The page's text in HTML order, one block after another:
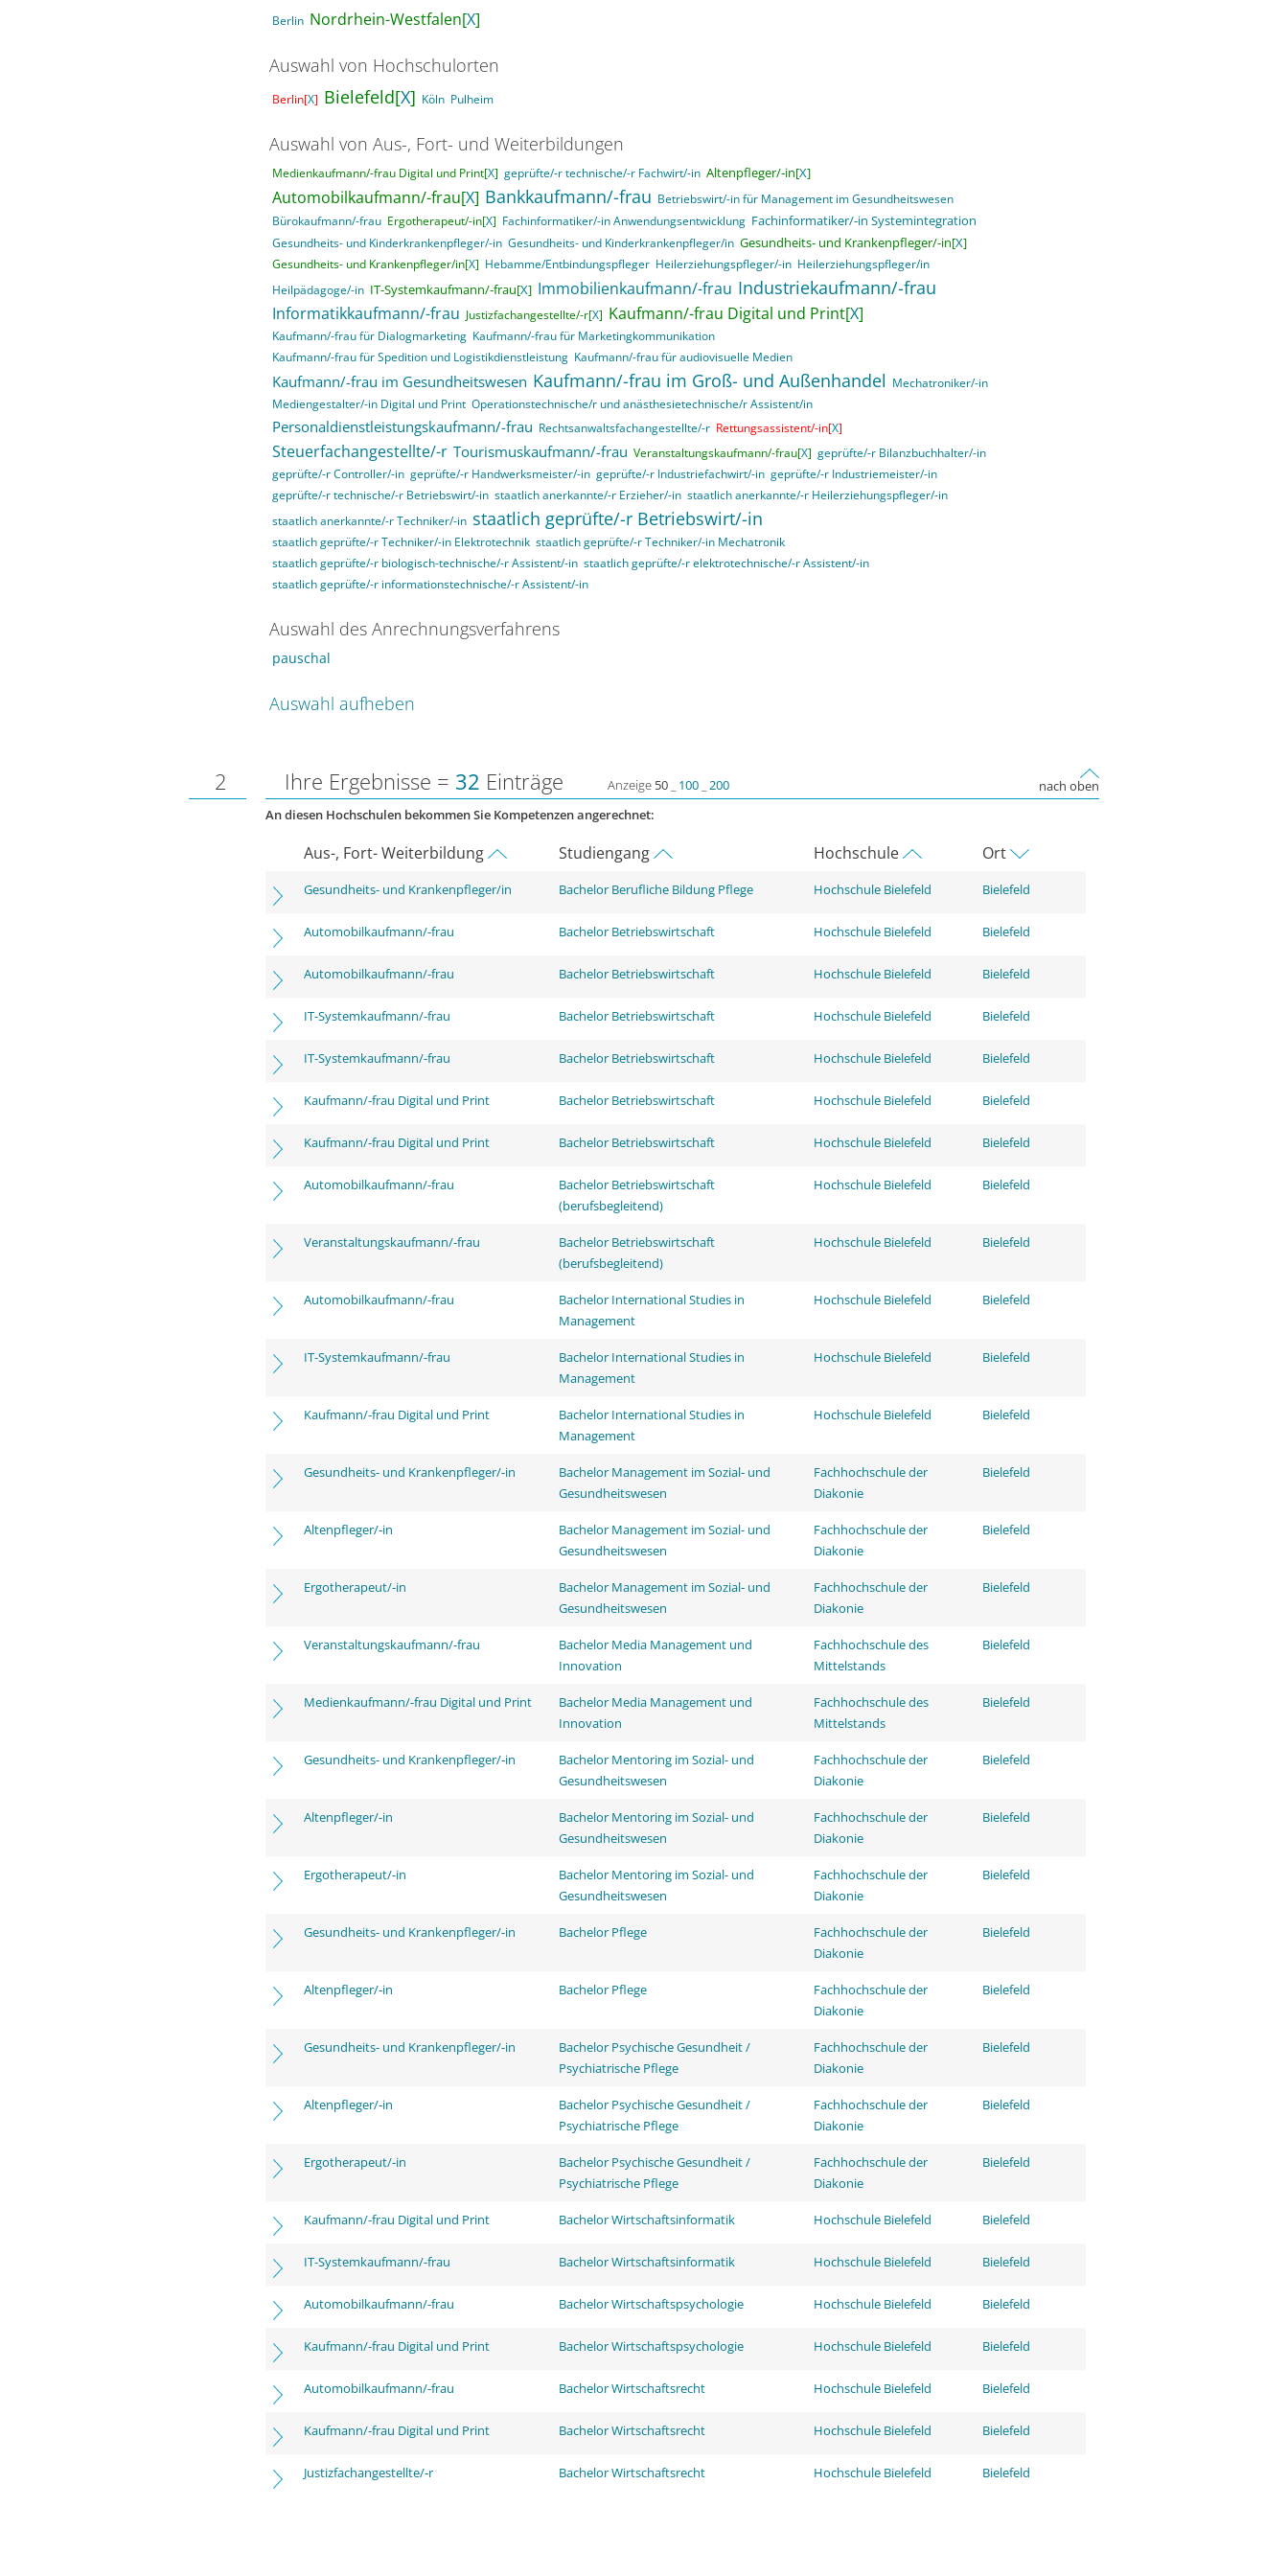
Berlin Nordrhein-Westfalen[X]
Auswahl von Hochschulorten
Berlin[X] Bielefeld[X] Köln Pulheim
Auswahl von Aus-, Fort- und Weiterbildungen
Medienkaufmann/-frau Digital und Print[X] geprüfte/-r technische/-r Fachwirt/-in Altenpfleger/-in[X]
Automobilkaufmann/-frau[X] Bankkaufmann/-frau Betriebswirt/-in für Management im Gesundheitswesen
Bürokaufmann/-frau Ergotherapeut/-in[X] Fachinformatiker/-in Anwendungsentwicklung Fachinformatiker/-in Systemintegration
Gesundheits- und Kinderkrankenpfleger/-in Gesundheits- und Kinderkrankenpfleger/in Gesundheits- und Krankenpfleger/-in[X]
Gesundheits- und Krankenpfleger/in[X] Hebamme/Entbindungspfleger Heilerziehungspfleger/-in Heilerziehungspfleger/in
Heilpädagoge/-in IT-Systemkaufmann/-frau[X] Immobilienkaufmann/-frau Industriekaufmann/-frau
Informatikkaufmann/-frau Justizfachangestellte/-r[X] Kaufmann/-frau Digital und Print[X]
Kaufmann/-frau für Dialogmarketing Kaufmann/-frau für Marketingkommunikation
Kaufmann/-frau für Spedition und Logistikdienstleistung Kaufmann/-frau für audiovisuelle Medien
Kaufmann/-frau im Gesundheitswesen Kaufmann/-frau im Groß- und Außenhandel Mechatroniker/-in
Mediengestalter/-in Digital und Print Operationstechnische/r und anästhesietechnische/r Assistent/in
Personaldienstleistungskaufmann/-frau Rechtsanwaltsfachangestellte/-r Rettungsassistent/-in[X]
Steuerfachangestellte/-r Tourismuskaufmann/-frau Veranstaltungskaufmann/-frau[X] geprüfte/-r Bilanzbuchhalter/-in
geprüfte/-r Controller/-in geprüfte/-r Handwerksmeister/-in geprüfte/-r Industriefachwirt/-in geprüfte/-r Industriemeister/-in
geprüfte/-r technische/-r Betriebswirt/-in staatlich anerkannte/-r Erzieher/-in staatlich anerkannte/-r Heilerziehungspfleger/-in
staatlich anerkannte/-r Techniker/-in staatlich geprüfte/-r Betriebswirt/-in
staatlich geprüfte/-r Techniker/-in Elektrotechnik staatlich geprüfte/-r Techniker/-in Mechatronik
staatlich geprüfte/-r biologisch-technische/-r Assistent/-in staatlich geprüfte/-r elektrotechnische/-r Assistent/-in
staatlich geprüfte/-r informationstechnische/-r Assistent/-in
Auswahl des Anrechnungsverfahrens
pauschal
Auswahl aufheben
2 Ihre Ergebnisse = 32 Einträge Anzeige 50 100 200
nach oben
An diesen Hochschulen bekommen Sie Kompetenzen angerechnet:
Aus-, Fort- Weiterbildung Studiengang Hochschule Ort
Gesundheits- und Krankenpfleger/in Bachelor Berufliche Bildung Pflege Hochschule Bielefeld Bielefeld
Automobilkaufmann/-frau Bachelor Betriebswirtschaft Hochschule Bielefeld Bielefeld
Automobilkaufmann/-frau Bachelor Betriebswirtschaft Hochschule Bielefeld Bielefeld
IT-Systemkaufmann/-frau Bachelor Betriebswirtschaft Hochschule Bielefeld Bielefeld
IT-Systemkaufmann/-frau Bachelor Betriebswirtschaft Hochschule Bielefeld Bielefeld
Kaufmann/-frau Digital und Print Bachelor Betriebswirtschaft Hochschule Bielefeld Bielefeld
Kaufmann/-frau Digital und Print Bachelor Betriebswirtschaft Hochschule Bielefeld Bielefeld
Automobilkaufmann/-frau
Bachelor Betriebswirtschaft
(berufsbegleitend)
Hochschule Bielefeld Bielefeld
Veranstaltungskaufmann/-frau
Bachelor Betriebswirtschaft
(berufsbegleitend)
Hochschule Bielefeld Bielefeld
Automobilkaufmann/-frau
Bachelor International Studies in
Management
Hochschule Bielefeld Bielefeld
IT-Systemkaufmann/-frau
Bachelor International Studies in
Management
Hochschule Bielefeld Bielefeld
Kaufmann/-frau Digital und Print
Bachelor International Studies in
Management
Hochschule Bielefeld Bielefeld
Gesundheits- und Krankenpfleger/-in
Bachelor Management im Sozial- und
Gesundheitswesen
Fachhochschule der
Diakonie
Bielefeld
Altenpfleger/-in
Bachelor Management im Sozial- und
Gesundheitswesen
Fachhochschule der
Diakonie
Bielefeld
Ergotherapeut/-in
Bachelor Management im Sozial- und
Gesundheitswesen
Fachhochschule der
Diakonie
Bielefeld
Veranstaltungskaufmann/-frau
Bachelor Media Management und
Innovation
Fachhochschule des
Mittelstands
Bielefeld
Medienkaufmann/-frau Digital und Print
Bachelor Media Management und
Innovation
Fachhochschule des
Mittelstands
Bielefeld
Gesundheits- und Krankenpfleger/-in
Bachelor Mentoring im Sozial- und
Gesundheitswesen
Fachhochschule der
Diakonie
Bielefeld
Altenpfleger/-in
Bachelor Mentoring im Sozial- und
Gesundheitswesen
Fachhochschule der
Diakonie
Bielefeld
Ergotherapeut/-in
Bachelor Mentoring im Sozial- und
Gesundheitswesen
Fachhochschule der
Diakonie
Bielefeld
Gesundheits- und Krankenpfleger/-in Bachelor Pflege
Fachhochschule der
Diakonie
Bielefeld
Altenpfleger/-in Bachelor Pflege
Fachhochschule der
Diakonie
Bielefeld
Gesundheits- und Krankenpfleger/-in
Bachelor Psychische Gesundheit /
Psychiatrische Pflege
Fachhochschule der
Diakonie
Bielefeld
Altenpfleger/-in
Bachelor Psychische Gesundheit /
Psychiatrische Pflege
Fachhochschule der
Diakonie
Bielefeld
Ergotherapeut/-in
Bachelor Psychische Gesundheit /
Psychiatrische Pflege
Fachhochschule der
Diakonie
Bielefeld
Kaufmann/-frau Digital und Print Bachelor Wirtschaftsinformatik Hochschule Bielefeld Bielefeld
IT-Systemkaufmann/-frau Bachelor Wirtschaftsinformatik Hochschule Bielefeld Bielefeld
Automobilkaufmann/-frau Bachelor Wirtschaftspsychologie Hochschule Bielefeld Bielefeld
Kaufmann/-frau Digital und Print Bachelor Wirtschaftspsychologie Hochschule Bielefeld Bielefeld
Automobilkaufmann/-frau Bachelor Wirtschaftsrecht Hochschule Bielefeld Bielefeld
Kaufmann/-frau Digital und Print Bachelor Wirtschaftsrecht Hochschule Bielefeld Bielefeld
Justizfachangestellte/-r Bachelor Wirtschaftsrecht Hochschule Bielefeld Bielefeld